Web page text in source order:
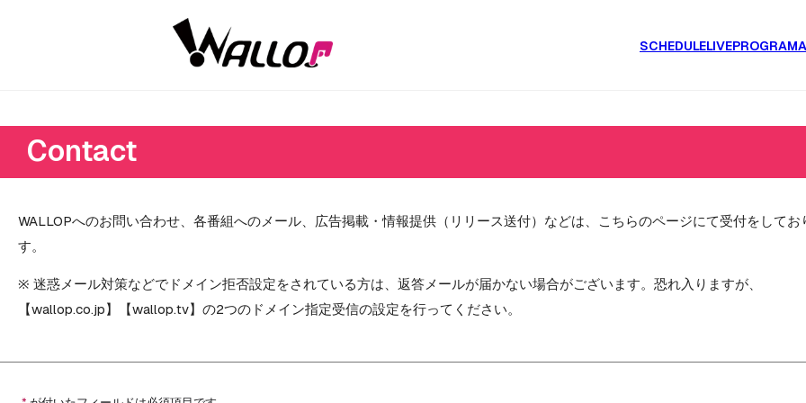
SCHEDULELIVEPROGRAM
Contact
WALLOPへのお問い合わせ、各番組へのメール、広告掲載・情報提供（リリース送付）などは、こちらのページにて受付をしてお
す。
※ 迷惑メール対策などでドメイン拒否設定をされている方は、返答メールが届かない場合がございます。恐れ入りますが、
【wallop.co.jp】【wallop.tv】の2つのドメイン指定受信の設定を行ってください。